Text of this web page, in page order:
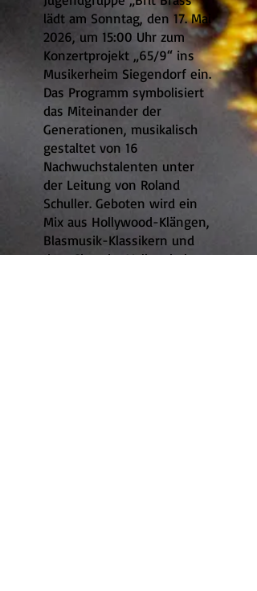
lädt am Sonntag, den 17. Mai
2026, um 15:00 Uhr zum
Konzertprojekt „65/9“ ins
Musikerheim Siegendorf ein.
Das Programm symbolisiert
das Miteinander der
Generationen, musikalisch
gestaltet von 16
Nachwuchstalenten unter
der Leitung von Roland
Schuller. Geboten wird ein
Mix aus Hollywood-Klängen,
Blasmusik-Klassikern und
dem Chor der Volksschule